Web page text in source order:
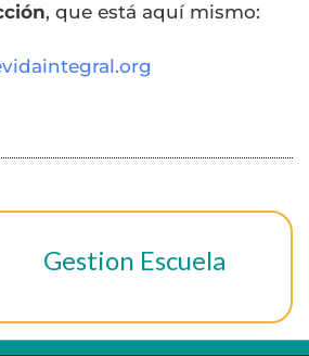
, que está aquí mismo:
Gestion Escuela